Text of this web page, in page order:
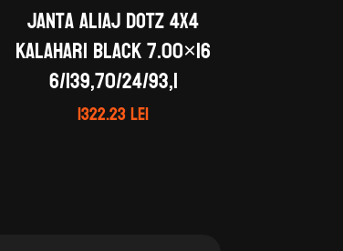
Janta aliaj DOTZ 4X4
Kalahari black 7.00×16
6/139,70/24/93,1
1322.23lei